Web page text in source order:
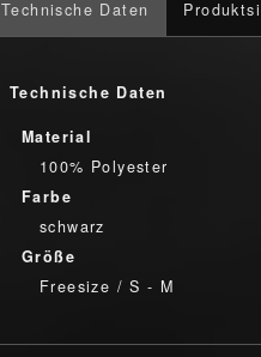
Technische Daten
Technische Daten
Material
100% Polyester
Farbe
schwarz
Größe
Freesize / S - M